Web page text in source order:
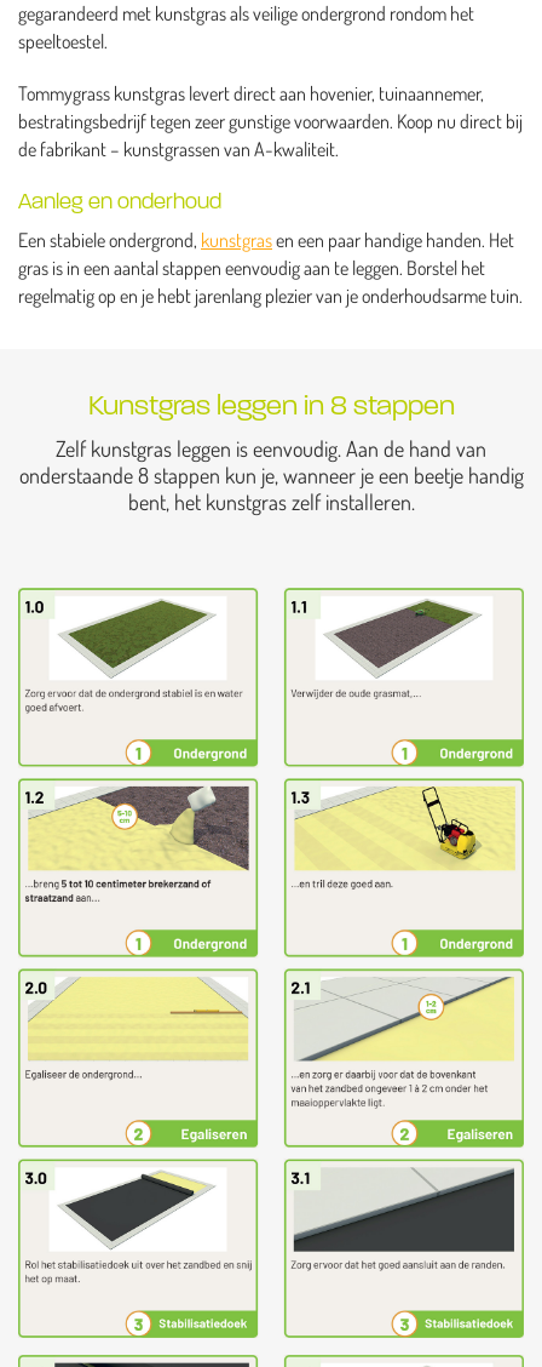
gegarandeerd met kunstgras als veilige ondergrond rondom het
speeltoestel.
Tommygrass kunstgras levert direct aan hovenier, tuinaannemer,
bestratingsbedrijf tegen zeer gunstige voorwaarden. Koop nu direct bij
de fabrikant – kunstgrassen van A-kwaliteit.
Aanleg en onderhoud
Een stabiele ondergrond, kunstgrasen een paar handige handen. Het
gras is in een aantal stappen eenvoudig aan te leggen. Borstel het
regelmatig op en je hebt jarenlang plezier van je onderhoudsarme tuin.
Kunstgras leggen in 8 stappen
Zelf kunstgras leggen is eenvoudig. Aan de hand van
onderstaande 8 stappen kun je, wanneer je een beetje handig
bent, het kunstgras zelf installeren.